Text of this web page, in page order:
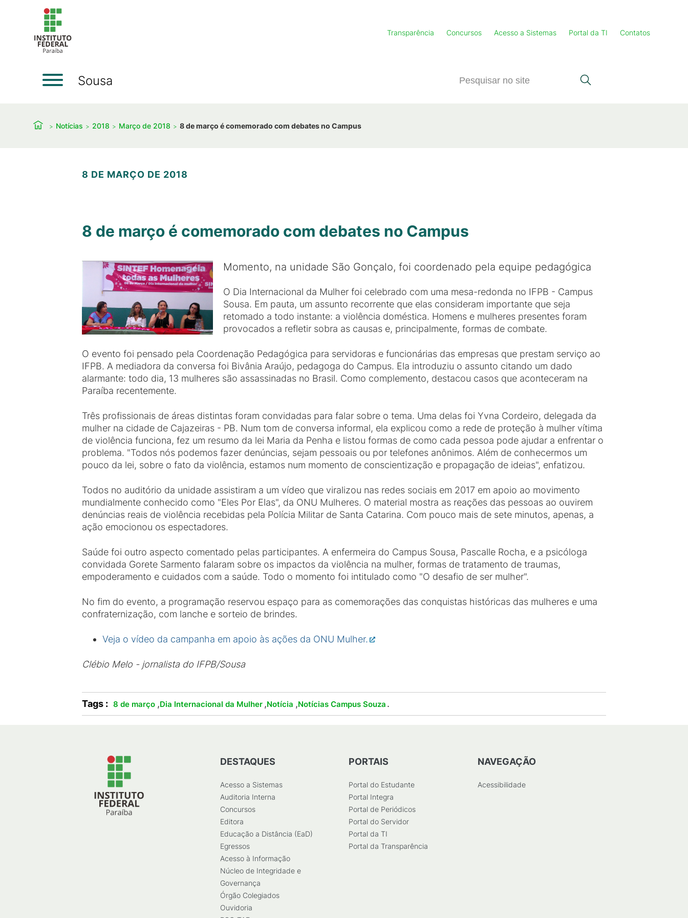
Transparência Concursos Acesso a Sistemas Portal da TI Contatos
Sousa
Notícias 2018 Março de 2018 8 de março é comemorado com debates no Campus
8 DE MARÇO DE 2018
8 de março é comemorado com debates no Campus
Momento, na unidade São Gonçalo, foi coordenado pela equipe pedagógica
O Dia Internacional da Mulher foi celebrado com uma mesa-redonda no IFPB - Campus
Sousa. Em pauta, um assunto recorrente que elas consideram importante que seja
retomado a todo instante: a violência doméstica. Homens e mulheres presentes foram
provocados a refletir sobra as causas e, principalmente, formas de combate.
O evento foi pensado pela Coordenação Pedagógica para servidoras e funcionárias das empresas que prestam serviço ao
IFPB. A mediadora da conversa foi Bivânia Araújo, pedagoga do Campus. Ela introduziu o assunto citando um dado
alarmante: todo dia, 13 mulheres são assassinadas no Brasil. Como complemento, destacou casos que aconteceram na
Paraíba recentemente.
Três profissionais de áreas distintas foram convidadas para falar sobre o tema. Uma delas foi Yvna Cordeiro, delegada da
mulher na cidade de Cajazeiras - PB. Num tom de conversa informal, ela explicou como a rede de proteção à mulher vítima
de violência funciona, fez um resumo da lei Maria da Penha e listou formas de como cada pessoa pode ajudar a enfrentar o
problema. "Todos nós podemos fazer denúncias, sejam pessoais ou por telefones anônimos. Além de conhecermos um
pouco da lei, sobre o fato da violência, estamos num momento de conscientização e propagação de ideias", enfatizou.
Todos no auditório da unidade assistiram a um vídeo que viralizou nas redes sociais em 2017 em apoio ao movimento
mundialmente conhecido como "Eles Por Elas", da ONU Mulheres. O material mostra as reações das pessoas ao ouvirem
denúncias reais de violência recebidas pela Polícia Militar de Santa Catarina. Com pouco mais de sete minutos, apenas, a
ação emocionou os espectadores.
Saúde foi outro aspecto comentado pelas participantes. A enfermeira do Campus Sousa, Pascalle Rocha, e a psicóloga
convidada Gorete Sarmento falaram sobre os impactos da violência na mulher, formas de tratamento de traumas,
empoderamento e cuidados com a saúde. Todo o momento foi intitulado como "O desafio de ser mulher".
No fim do evento, a programação reservou espaço para as comemorações das conquistas históricas das mulheres e uma
confraternização, com lanche e sorteio de brindes.
Veja o vídeo da campanha em apoio às ações da ONU Mulher.
Clébio Melo - jornalista do IFPB/Sousa
Tags : 8 de março ,Dia Internacional da Mulher ,Notícia ,Notícias Campus Souza .
DESTAQUES
Acesso a Sistemas
Auditoria Interna
Concursos
Editora
Educação a Distância (EaD)
Egressos
Acesso à Informação
Núcleo de Integridade e
Governança
Órgão Colegiados
Ouvidoria
PORTAIS
Portal do Estudante
Portal Integra
Portal de Periódicos
Portal do Servidor
Portal da TI
Portal da Transparência
NAVEGAÇÃO
Acessibilidade